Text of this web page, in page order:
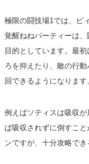
極限の闘技場1では、ピ
覚醒ねねパーティーは
目的としています。最
ろを抑えたり、敵の行
回できるようになります
例えばソティスは吸収
ば吸収されずに倒すこ
ンですが、十分攻略で